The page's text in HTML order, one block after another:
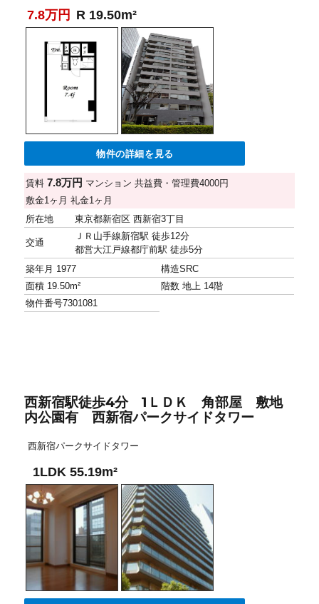
7.8万円 R 19.50m²
物件の詳細を見る
賃料 7.8万円 マンション 共益費・管理費4000円
敷金1ヶ月 礼金1ヶ月
所在地
東京都新宿区 西新宿3丁目
交通
ＪＲ山手線新宿駅 徒歩12分
都営大江戸線都庁前駅 徒歩5分
築年月 1977 構造SRC
面積 19.50m² 階数 地上 14階
物件番号7301081
西新宿駅徒歩4分 1ＬＤＫ 角部屋 敷地
内公園有 西新宿パークサイドタワー
西新宿パークサイドタワー
1LDK 55.19m²